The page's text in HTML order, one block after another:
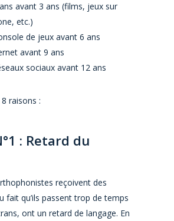
avant 3 ans (films, jeux sur
etc.)
de jeux avant 6 ans
avant 9 ans
sociaux avant 12 ans
raisons :
: Retard du
reçoivent des
fait qu’ils passent trop de temps
ont un retard de langage. En